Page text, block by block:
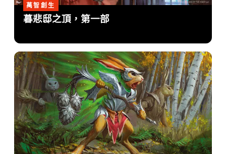
萬智創生
暮悲邸之頂，第一部